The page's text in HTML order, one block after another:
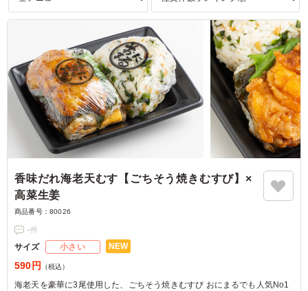
香味だれ海老天むす【ごちそう焼きむすび】×
高菜生姜
商品番号： 80026
-件
サイズ 小さい NEW
590円 （税込）
海老天を豪華に3尾使用した、ごちそう焼きむすび おにまるでも人気No1